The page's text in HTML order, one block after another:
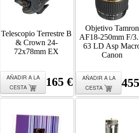
Telescopio Terrestre B
& Crown 24-
72x78mm EX
AÑADIR A LA
CESTA
165 €
Objetivo Tamron
AF18-250mm F/
63 LD Asp
Canon
AÑADIR A LA
CESTA